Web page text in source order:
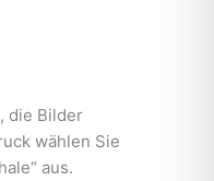
die Bilder
wählen Sie
aus.